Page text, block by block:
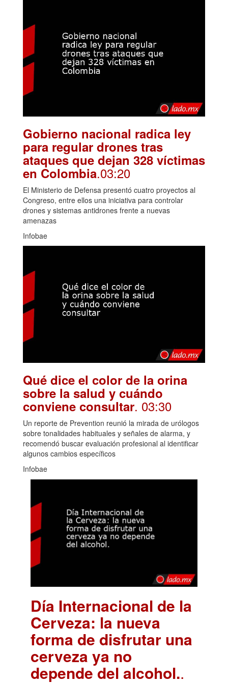
Gobierno nacional radica ley
para regular drones tras
ataques que dejan 328 víctimas
en Colombia.03:20
El Ministerio de Defensa presentó cuatro proyectos al
Congreso, entre ellos una iniciativa para controlar
drones y sistemas antidrones frente a nuevas
amenazas
Infobae
Qué dice el color de la orina
sobre la salud y cuándo
conviene consultar. 03:30
Un reporte de Prevention reunió la mirada de urólogos
sobre tonalidades habituales y señales de alarma, y
recomendó buscar evaluación profesional al identificar
algunos cambios específicos
Infobae
Día Internacional de la
Cerveza: la nueva
forma de disfrutar una
cerveza ya no
depende del alcohol..